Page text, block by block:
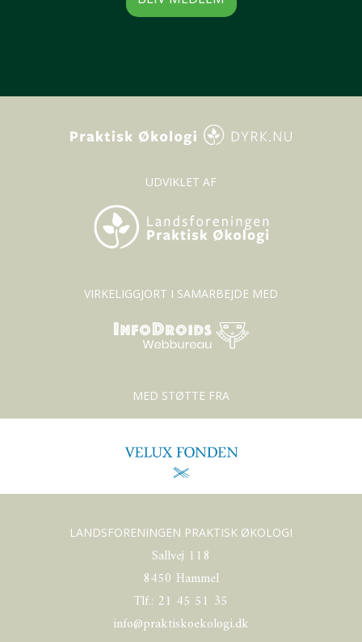
UDVIKLET AF
VIRKELIGGJORT I SAMARBEJDE MED
MED STØTTE FRA
LANDSFORENINGEN PRAKTISK ØKOLOGI
Sallvej 118
8450 Hammel
Tlf.: 21 45 51 35
info@praktiskoekologi.dk